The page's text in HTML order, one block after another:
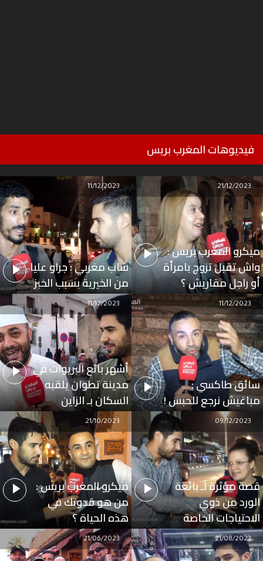
فيديوهات المغرب بريس
ميكرو المغرب بريس :
واش تقبل تزوج بامرأة
أو راجل مقاريش ؟
21/12/2023
شاب مغربي : جراو عليا
من الخيرية بسبب الخبز
11/12/2023
سائق طاكسي :
مباغيش نرجع للحبس !
11/12/2023
أشهر بائع البريوات في
مدينة تطوان يلقبه
السكان بـ الزاين
11/12/2023
قصة مؤثرة لـ بائعة
الورد من ذوي
الاحتياجات الخاصة
09/12/2023
ميكرو المغرب بريس :
من هو قدوتك في
هذه الحياة ؟
21/10/2023
21/08/2023
21/06/2023